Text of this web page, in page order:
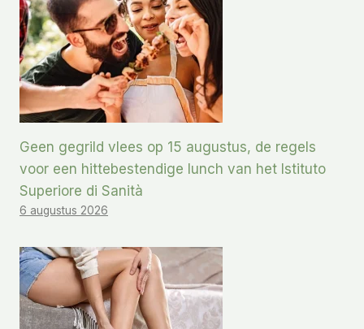
Geen gegrild vlees op 15 augustus, de regels
voor een hittebestendige lunch van het Istituto
Superiore di Sanità
6 augustus 2026